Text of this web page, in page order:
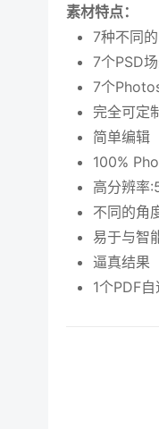
素材特点：
7种不同
7个PSD
7个
完全可定
简单编辑
100%
高分辨率
不同的角
易于与智
逼真结果
1个PDF